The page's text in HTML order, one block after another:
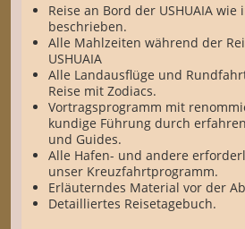
Reise an Bord der USHUAIA wie
beschrieben.
Alle Mahlzeiten während der
USHUAIA
Alle Landausflüge und
Reise mit Zodiacs.
Vortragsprogramm mit
kundige Führung durch
und Guides.
Alle Hafen- und andere
unser Kreuzfahrtprogramm.
Erläuterndes Material vor der
Detailliertes Reisetagebuch.